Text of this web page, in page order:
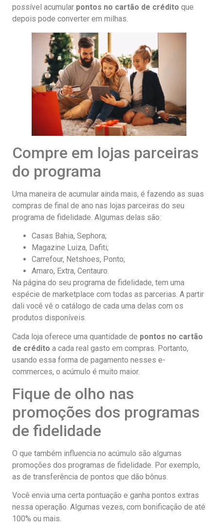
possível acumular pontos no cartão de crédito que
depois pode converter em milhas.
Compre em lojas parceiras
do programa
Uma maneira de acumular ainda mais, é fazendo as suas
compras de final de ano nas lojas parceiras do seu
programa de fidelidade. Algumas delas são:
Casas Bahia, Sephora;
Magazine Luiza, Dafiti;
Carrefour, Netshoes, Ponto;
Amaro, Extra, Centauro.
Na página do seu programa de fidelidade, tem uma
espécie de marketplace com todas as parcerias. A partir
dali você vê o catálogo de cada uma delas com os
produtos disponíveis.
Cada loja oferece uma quantidade de pontos no cartão
de crédito a cada real gasto em compras. Portanto,
usando essa forma de pagamento nesses e-
commerces, o acúmulo é muito maior.
Fique de olho nas
promoções dos programas
de fidelidade
O que também influencia no acúmulo são algumas
promoções dos programas de fidelidade. Por exemplo,
as de transferência de pontos que dão bônus.
Você envia uma certa pontuação e ganha pontos extras
nessa operação. Algumas vezes, com bonificação de até
100% ou mais.